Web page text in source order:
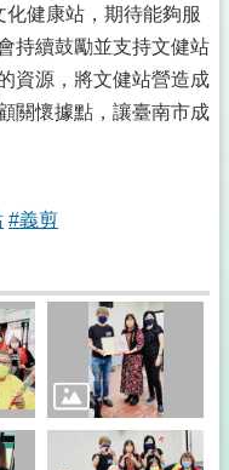
健康站，期待能夠服
持續鼓勵並支持文健站
資源，將文健站營造成
關懷據點，讓臺南市成
#義剪